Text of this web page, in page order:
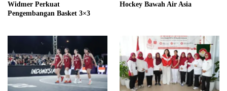
Widmer Perkuat
Pengembangan Basket 3×3
Hockey Bawah Air Asia